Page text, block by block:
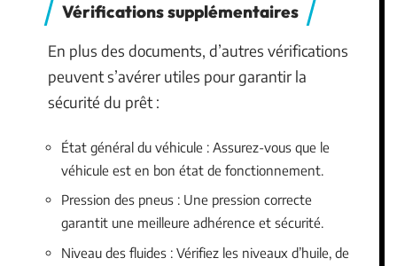
Vérifications supplémentaires
En plus des documents, d’autres vérifications
peuvent s’avérer utiles pour garantir la
sécurité du prêt :
État général du véhicule : Assurez-vous que le
véhicule est en bon état de fonctionnement.
Pression des pneus : Une pression correcte
garantit une meilleure adhérence et sécurité.
Niveau des fluides : Vérifiez les niveaux d’huile, de